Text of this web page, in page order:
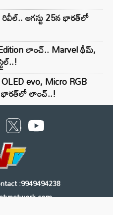
ఆగస్టు 25న భారత్‌లో
లాంచ్.. Marvel థీమ్,
evo, Micro RGB
భారత్‌లో లాంచ్..!
:9949494238